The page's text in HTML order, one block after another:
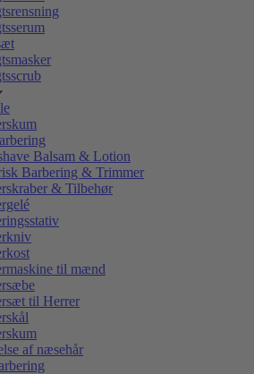
Balsam & Lotion
Barbering & Trimmer
& Tilbehør
til mænd
til Herrer
af næsehår